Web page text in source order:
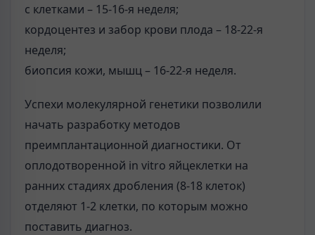
с клетками – 15-16-я неделя;
кордоцентез и забор крови плода – 18-22-я
неделя;
биопсия кожи, мышц – 16-22-я неделя.
Успехи молекулярной генетики позволили
начать разработку методов
преимплантационной диагностики. От
оплодотворенной in vitro яйцеклетки на
ранних стадиях дробления (8-18 клеток)
отделяют 1-2 клетки, по которым можно
поставить диагноз.